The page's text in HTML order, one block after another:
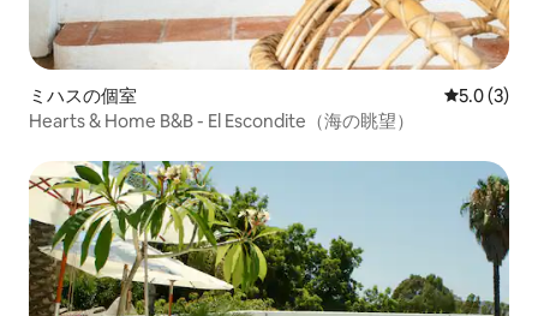
ミハスの個室 レビュー3
5.0 (3)
Hearts & Home B&B - El Escondite（海の眺望）